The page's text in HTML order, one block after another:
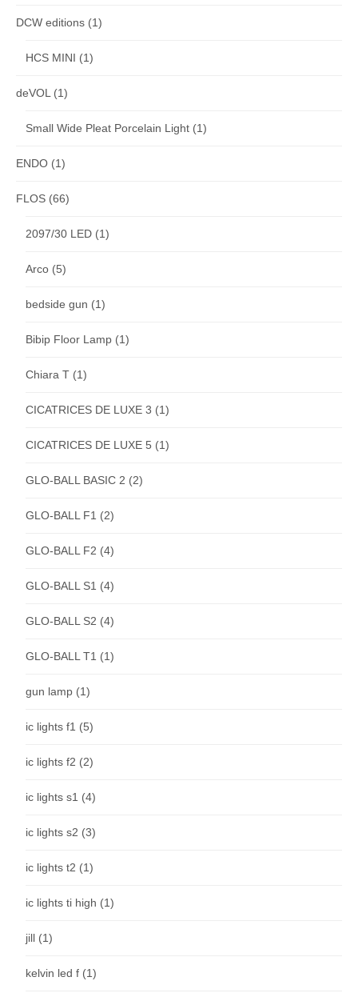
DCW editions (1)
HCS MINI (1)
deVOL(1)
Small Wide Pleat Porcelain Light (1)
ENDO (1)
FLOS (66)
2097/30 LED (1)
Arco (5)
bedside gun (1)
Bibip Floor Lamp (1)
Chiara T (1)
CICATRICES DE LUXE 3 (1)
CICATRICES DE LUXE 5 (1)
GLO-BALL BASIC 2 (2)
GLO-BALL F1 (2)
GLO-BALL F2 (4)
GLO-BALL S1 (4)
GLO-BALL S2 (4)
GLO-BALL T1 (1)
gun lamp (1)
ic lights f1 (5)
ic lights f2 (2)
ic lights s1 (4)
ic lights s2 (3)
ic lights t2 (1)
ic lights ti high (1)
jill (1)
kelvin led f (1)